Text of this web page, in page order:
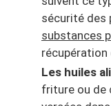
sécurité des
substances
récupération
Les huiles
friture ou de